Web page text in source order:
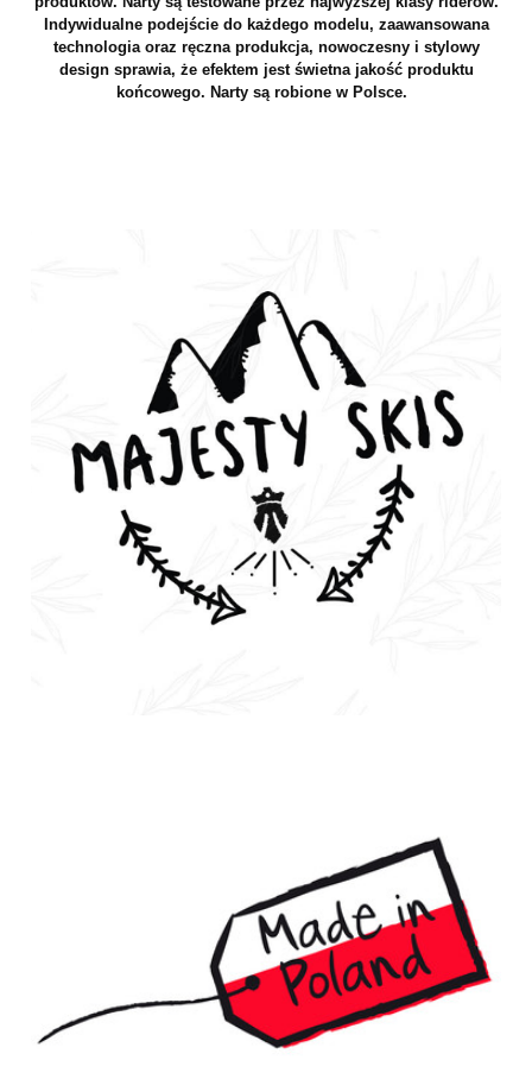
Indywidualne podejście do każdego modelu, zaawansowana
technologia oraz ręczna produkcja, nowoczesny i stylowy
design sprawia, że efektem jest świetna jakość produktu
końcowego. Narty są robione w Polsce.